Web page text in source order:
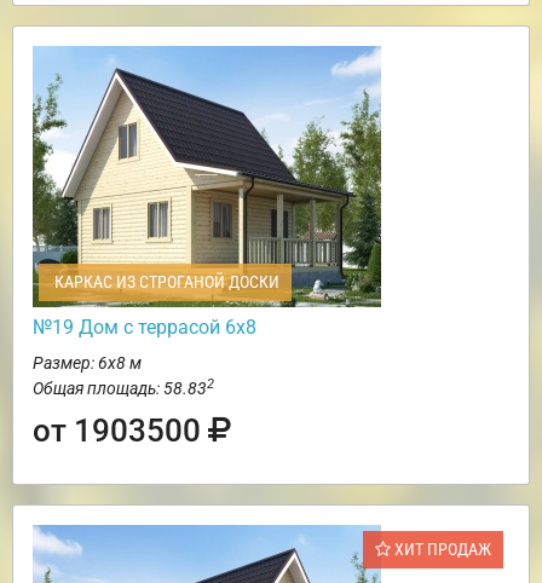
КАРКАС ИЗ СТРОГАНОЙ ДОСКИ
№19 Дом с террасой 6х8
Размер: 6х8 м
Общая площадь: 58.832
от 1903500
ХИТ ПРОДАЖ